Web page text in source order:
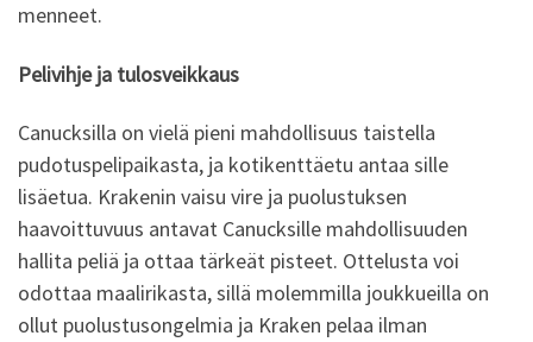
menneet.
Pelivihje ja tulosveikkaus
Canucksilla on vielä pieni mahdollisuus taistella
pudotuspelipaikasta, ja kotikenttäetu antaa sille
lisäetua. Krakenin vaisu vire ja puolustuksen
haavoittuvuus antavat Canucksille mahdollisuuden
hallita peliä ja ottaa tärkeät pisteet. Ottelusta voi
odottaa maalirikasta, sillä molemmilla joukkueilla on
ollut puolustusongelmia ja Kraken pelaa ilman